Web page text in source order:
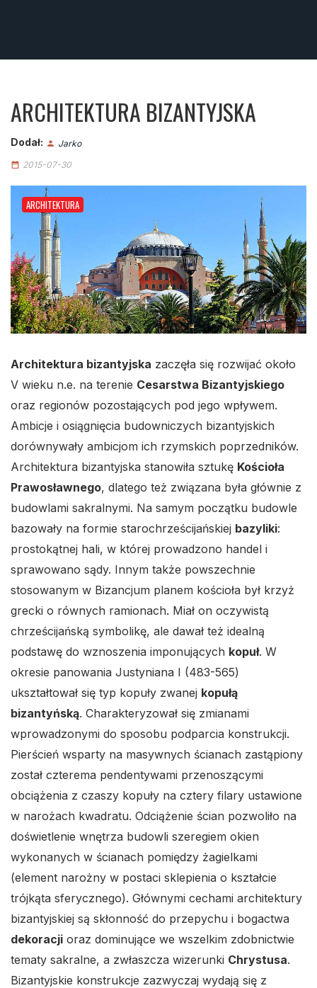
ARCHITEKTURA BIZANTYJSKA
Dodał: person Jarko
date_range 2015-07-30
ARCHITEKTURA
Architektura bizantyjska zaczęła się rozwijać około
V wieku n.e. na terenie Cesarstwa Bizantyjskiego
oraz regionów pozostających pod jego wpływem.
Ambicje i osiągnięcia budowniczych bizantyjskich
dorównywały ambicjom ich rzymskich poprzedników.
Architektura bizantyjska stanowiła sztukę Kościoła
Prawosławnego, dlatego też związana była głównie z
budowlami sakralnymi. Na samym początku budowle
bazowały na formie starochrześcijańskiej bazyliki:
prostokątnej hali, w której prowadzono handel i
sprawowano sądy. Innym także powszechnie
stosowanym w Bizancjum planem kościoła był krzyż
grecki o równych ramionach. Miał on oczywistą
chrześcijańską symbolikę, ale dawał też idealną
podstawę do wznoszenia imponujących kopuł. W
okresie panowania Justyniana I (483-565)
ukształtował się typ kopuły zwanej kopułą
bizantyńską. Charakteryzował się zmianami
wprowadzonymi do sposobu podparcia konstrukcji.
Pierścień wsparty na masywnych ścianach zastąpiony
został czterema pendentywami przenoszącymi
obciążenia z czaszy kopuły na cztery filary ustawione
w narożach kwadratu. Odciążenie ścian pozwoliło na
doświetlenie wnętrza budowli szeregiem okien
wykonanych w ścianach pomiędzy żagielkami
(element narożny w postaci sklepienia o kształcie
trójkąta sferycznego). Głównymi cechami architektury
bizantyjskiej są skłonność do przepychu i bogactwa
dekoracji oraz dominujące we wszelkim zdobnictwie
tematy sakralne, a zwłaszcza wizerunki Chrystusa.
Bizantyjskie konstrukcje zazwyczaj wydają się z